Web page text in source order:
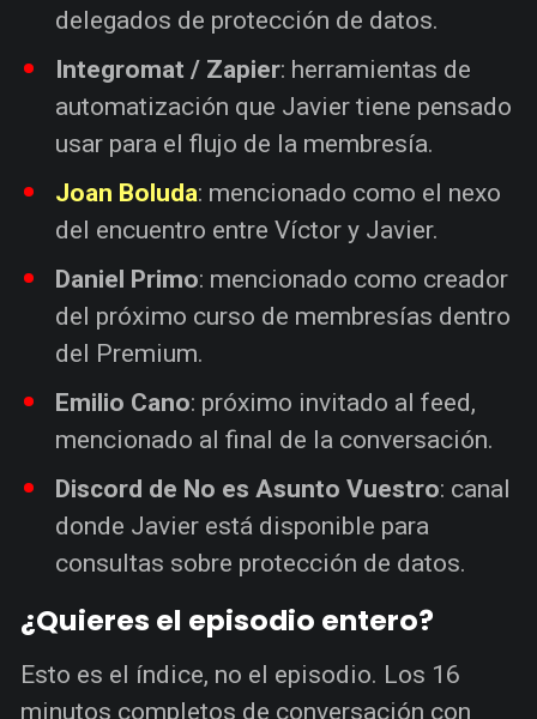
delegados de protección de datos.
Integromat / Zapier: herramientas de
automatización que Javier tiene pensado
usar para el flujo de la membresía.
Joan Boluda: mencionado como el nexo
del encuentro entre Víctor y Javier.
Daniel Primo: mencionado como creador
del próximo curso de membresías dentro
del Premium.
Emilio Cano: próximo invitado al feed,
mencionado al final de la conversación.
Discord de No es Asunto Vuestro: canal
donde Javier está disponible para
consultas sobre protección de datos.
¿Quieres el episodio entero?
Esto es el índice, no el episodio. Los 16
minutos completos de conversación con